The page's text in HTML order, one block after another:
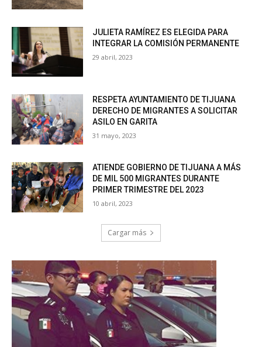
JULIETA RAMÍREZ ES ELEGIDA PARA
INTEGRAR LA COMISIÓN PERMANENTE
29 abril, 2023
RESPETA AYUNTAMIENTO DE TIJUANA
DERECHO DE MIGRANTES A SOLICITAR
ASILO EN GARITA
31 mayo, 2023
ATIENDE GOBIERNO DE TIJUANA A MÁS
DE MIL 500 MIGRANTES DURANTE
PRIMER TRIMESTRE DEL 2023
10 abril, 2023
Cargar más